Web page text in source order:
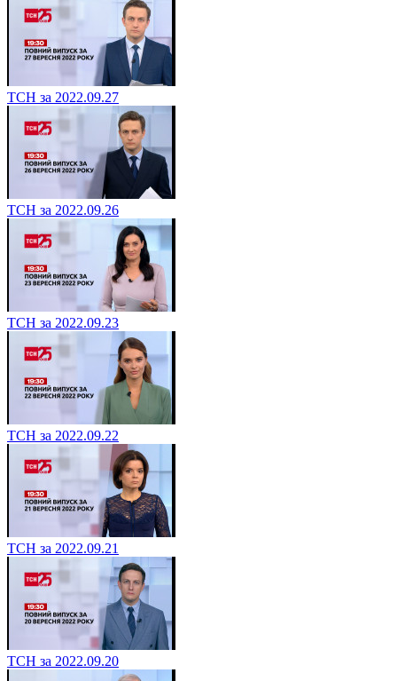
ТСН за 2022.09.27
ТСН за 2022.09.26
ТСН за 2022.09.23
ТСН за 2022.09.22
ТСН за 2022.09.21
ТСН за 2022.09.20